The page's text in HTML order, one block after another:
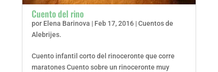
Cuento del rino
por Elena Barinova | Feb 17, 2016|Cuentos de
Alebrijes.
Cuento infantil corto del rinoceronte que corre
maratones Cuento sobre un rinoceronte muy